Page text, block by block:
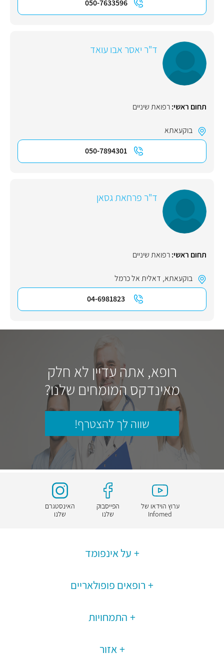
050-7633596
ד"ר יאסר אבו עואד
תחום ראשי:רפואת שיניים
בוקעאתא
050-7894301
ד"ר פרחאת גסאן
תחום ראשי:רפואת שיניים
בוקעאתא, דאלית אל כרמל
04-6981823
רופא, אתה עדיין לא חלק
מאינדקס המומחים שלנו?
שווה לך להצטרף!
ערוץ הוידאו של
Infomed
הפייסבוק
שלנו
האינסטגרם
שלנו
על אינפומד
רופאים פופולאריים
התמחויות
אזור